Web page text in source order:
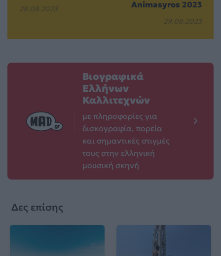
28.08.2023
Animasyros 2023
29.08.2023
Βιογραφικά
Ελλήνων
Καλλιτεχνών
με πληροφορίες για
δισκογραφία, πορεία
και σημαντικές στιγμές
τους στην ελληνική
μουσική σκηνή
Δες επίσης